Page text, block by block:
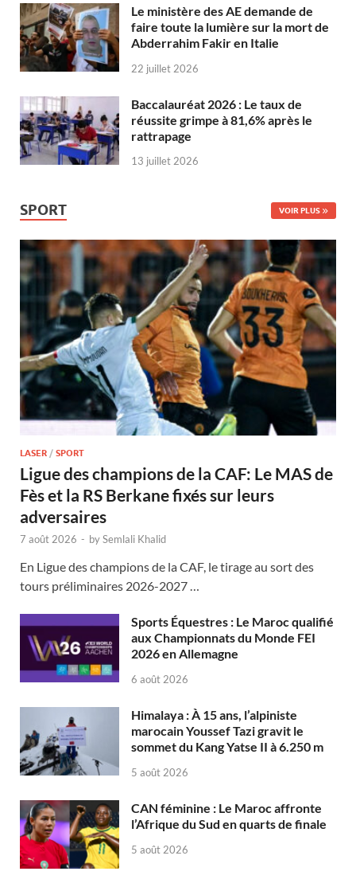
Le ministère des AE demande de
faire toute la lumière sur la mort de
Abderrahim Fakir en Italie
22 juillet 2026
Baccalauréat 2026 : Le taux de
réussite grimpe à 81,6% après le
rattrapage
13 juillet 2026
SPORT VOIR PLUS
LASER / SPORT
Ligue des champions de la CAF: Le MAS de
Fès et la RS Berkane fixés sur leurs
adversaires
7 août 2026 - bySemlali Khalid
En Ligue des champions de la CAF, le tirage au sort des
tours préliminaires 2026-2027 …
Sports Équestres : Le Maroc qualifié
aux Championnats du Monde FEI
2026 en Allemagne
6 août 2026
Himalaya : À 15 ans, l’alpiniste
marocain Youssef Tazi gravit le
sommet du Kang Yatse II à 6.250 m
5 août 2026
CAN féminine : Le Maroc affronte
l’Afrique du Sud en quarts de finale
5 août 2026